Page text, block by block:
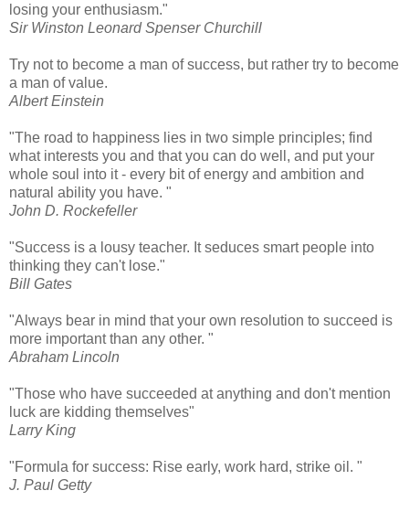
losing your enthusiasm."
Sir Winston Leonard Spenser Churchill
Try not to become a man of success, but rather try to become
a man of value.
Albert Einstein
"The road to happiness lies in two simple principles; find
what interests you and that you can do well, and put your
whole soul into it - every bit of energy and ambition and
natural ability you have. "
John D. Rockefeller
"Success is a lousy teacher. It seduces smart people into
thinking they can't lose."
Bill Gates
"Always bear in mind that your own resolution to succeed is
more important than any other. "
Abraham Lincoln
"Those who have succeeded at anything and don't mention
luck are kidding themselves"
Larry King
"Formula for success: Rise early, work hard, strike oil. "
J. Paul Getty